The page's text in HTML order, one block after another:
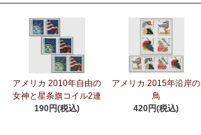
アメリカ 2010年自由の
女神と星条旗コイル2連
190円(税込)
アメリカ 2015年沿岸の
鳥
420円(税込)